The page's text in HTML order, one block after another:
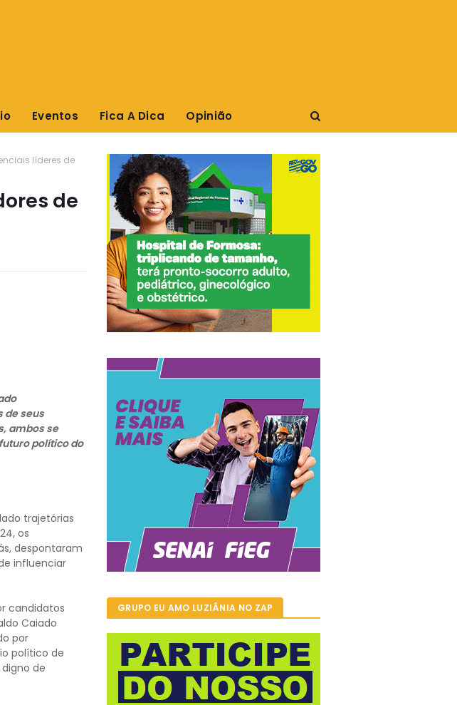
Eventos Fica A Dica Opinião
líderes de
de
de seus
ambos se
político do
trajetórias
os
despontaram
influenciar
candidatos
Caiado
por
político de
de
GRUPO EU AMO LUZIÂNIA NO ZAP